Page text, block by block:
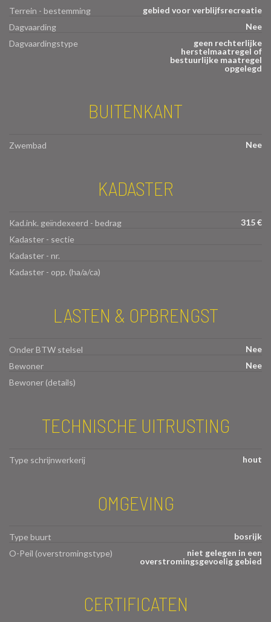
Terrein - bestemming
gebied voor verblijfsrecreatie
Dagvaarding
Nee
Dagvaardingstype
geen rechterlijke
herstelmaatregel of
bestuurlijke maatregel
opgelegd
BUITENKANT
Zwembad Nee
KADASTER
Kad.ink. geïndexeerd - bedrag
315 €
Kadaster - sectie
Kadaster - nr.
Kadaster - opp. (ha/a/ca)
LASTEN & OPBRENGST
Onder BTW stelsel
Nee
Bewoner
Nee
Bewoner (details)
TECHNISCHE UITRUSTING
Type schrijnwerkerij hout
OMGEVING
Type buurt
bosrijk
O-Peil (overstromingstype)
niet gelegen in een
overstromingsgevoelig gebied
CERTIFICATEN